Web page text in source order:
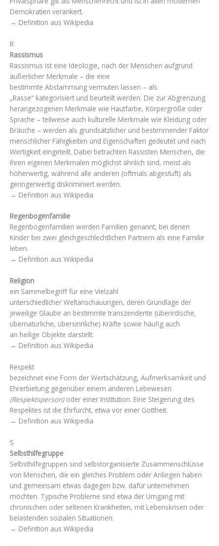
Demokratien verankert.
→ Definition aus Wikipedia
R
Rassismus
Rassismus ist eine Ideologie, nach der Menschen aufgrund
äußerlicher Merkmale – die eine
bestimmte Abstammung vermuten lassen – als
„Rasse“ kategorisiert und beurteilt werden. Die zur Abgrenzung
herangezogenen Merkmale wie Hautfarbe, Körpergröße oder
Sprache – teilweise auch kulturelle Merkmale wie Kleidung oder
Bräuche – werden als grundsätzlicher und bestimmender Faktor
menschlicher Fähigkeiten und Eigenschaften gedeutet und nach
Wertigkeit eingeteilt. Dabei betrachten Rassisten Menschen, die
ihren eigenen Merkmalen möglichst ähnlich sind, meist als
höherwertig, während alle anderen (oftmals abgestuft) als
geringerwertig diskriminiert werden.
→ Definition aus Wikipedia
Regenbogenfamilie
Regenbogenfamilien werden Familien genannt, bei denen
Kinder bei zwei gleichgeschlechtlichen Partnern als eine Familie
leben.
→ Definition aus Wikipedia
Religion
ein Sammelbegriff für eine Vielzahl
unterschiedlicher Weltanschauungen, deren Grundlage der
jeweilige Glaube an bestimmte transzendente (überirdische,
übernatürliche, übersinnliche) Kräfte sowie häufig auch
an heilige Objekte darstellt.
→ Definition aus Wikipedia
Respekt
bezeichnet eine Form der Wertschätzung, Aufmerksamkeit und
Ehrerbietung gegenüber einem anderen Lebewesen
(Respektsperson)oder einer Institution. Eine Steigerung des
Respektes ist die Ehrfurcht, etwa vor einer Gottheit.
→ Definition aus Wikipedia
S
Selbsthilfegruppe
Selbsthilfegruppen sind selbstorganisierte Zusammenschlüsse
von Menschen, die ein gleiches Problem oder Anliegen haben
und gemeinsam etwas dagegen bzw. dafür unternehmen
möchten. Typische Probleme sind etwa der Umgang mit
chronischen oder seltenen Krankheiten, mit Lebenskrisen oder
belastenden sozialen Situationen.
→ Definition aus Wikipedia